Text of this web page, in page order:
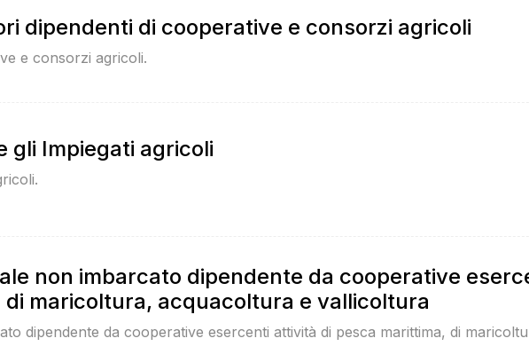
dipendenti di cooperative e consorzi agricoli
e consorzi agricoli.
gli Impiegati agricoli
non imbarcato dipendente da cooperative
di maricoltura, acquacoltura e vallicoltura
dipendente da cooperative esercenti attività di pesca marittima, di